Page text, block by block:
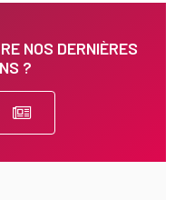
NOS DERNIÈRES
?